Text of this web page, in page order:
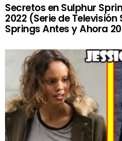
Secretos en Sulphur
2022 (Serie de
Springs Antes y Ahora